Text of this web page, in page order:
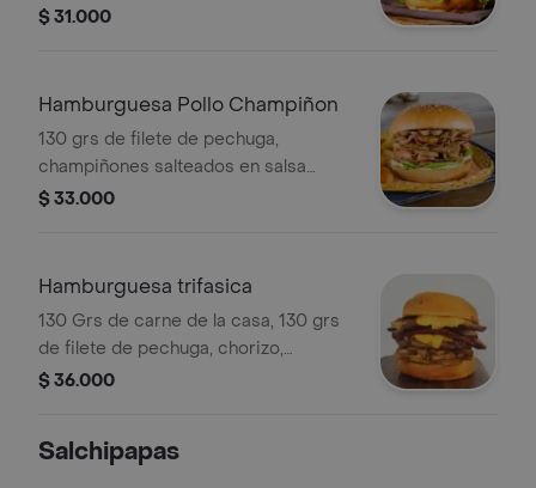
chorizo, maíz tierno, chicharrón, salsa
$ 31.000
Hamburguesa Pollo Champiñon
130 grs de filete de pechuga,
champiñones salteados en salsa
bechamel, tocineta, queso mozzarella,
$ 33.000
Hamburguesa trifasica
130 Grs de carne de la casa, 130 grs
de filete de pechuga, chorizo,
tocineta, queso americano,
$ 36.000
Salchipapas